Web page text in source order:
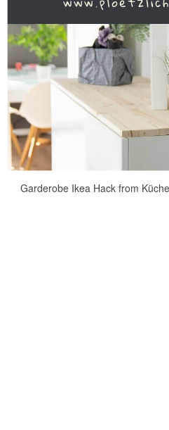
Garderobe Ikea Hack from